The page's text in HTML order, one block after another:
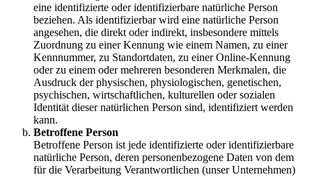
eine identifizierte oder identifizierbare natürliche Person
beziehen. Als identifizierbar wird eine natürliche Person
angesehen, die direkt oder indirekt, insbesondere mittels
Zuordnung zu einer Kennung wie einem Namen, zu einer
Kennnummer, zu Standortdaten, zu einer Online-Kennung
oder zu einem oder mehreren besonderen Merkmalen, die
Ausdruck der physischen, physiologischen, genetischen,
psychischen, wirtschaftlichen, kulturellen oder sozialen
Identität dieser natürlichen Person sind, identifiziert werden
kann.
Betroffene Person
Betroffene Person ist jede identifizierte oder identifizierbare
natürliche Person, deren personenbezogene Daten von dem
für die Verarbeitung Verantwortlichen (unser Unternehmen)